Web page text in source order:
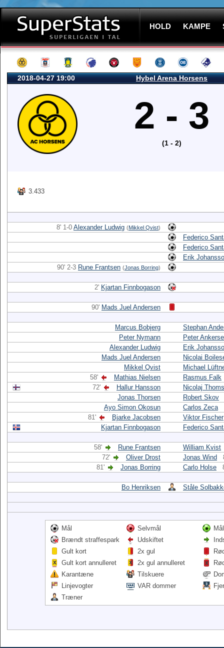
HOLD KAMPE
2018-04-27 19:00 Hybel Arena Horsens
2 - 3
(1 - 2)
3.433
8' 1-0 Alexander Ludwig (Mikkel Qvist)
Federico
Federico
Erik
90' 2-3 Rune Frantsen (Jonas Borring)
2' Kjartan Finnbogason
90' Mads Juel Andersen
Marcus Bobjerg
Stephan
Peter Nymann
Peter
Alexander Ludwig
Erik
Mads Juel Andersen
Nicolai
Mikkel Qvist
Michael
58'
Mathias Nielsen
Rasmus Falk
72'
Hallur Hansson
Nicolaj
Jonas Thorsen
Robert Skov
Ayo Simon Okosun
Carlos Zeca
81'
Bjarke Jacobsen
Viktor Fischer
Kjartan Finnbogason
Federico
58' Rune Frantsen
William Kvist
72'
Oliver Drost Jonas Wind
81'
Jonas Borring Carlo Holse
Bo Henriksen Ståle
Mål Selvmål
Brændt straffespark
Udskiftet
Gult kort
2x gul
Gult kort annulleret
2x gul annulleret
Karantæne
Tilskuere
Linjevogter
VAR dommer
Træner